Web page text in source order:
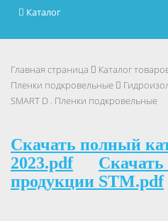
Каталог
Главная страница Каталог
Пленки подкровельные
SMART D . Пленки подкровельные
Скачать полный
2023.pdf
Скачать
продукции STM.pdf